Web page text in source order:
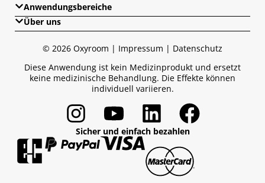
Anwendungsbereiche
Übersicht
Sport
Über uns
Medien & Presse
© 2026 Oxyroom | Impressum | Datenschutz
Diese Anwendung ist kein Medizinprodukt und ersetzt
keine medizinische Behandlung. Die Effekte können
individuell variieren.
Sicher und einfach bezahlen